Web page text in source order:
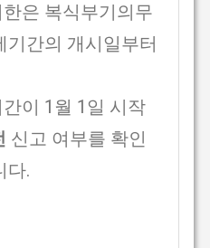
은 복식부기의무
기간의 개시일부터
이 1월 1일 시작
신고 여부를 확인
다.